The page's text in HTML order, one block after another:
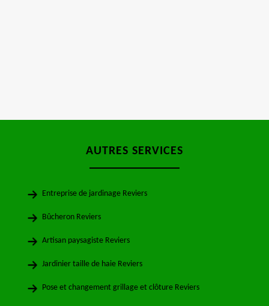
AUTRES SERVICES
Entreprise de jardinage Reviers
Bûcheron Reviers
Artisan paysagiste Reviers
Jardinier taille de haie Reviers
Pose et changement grillage et clôture Reviers